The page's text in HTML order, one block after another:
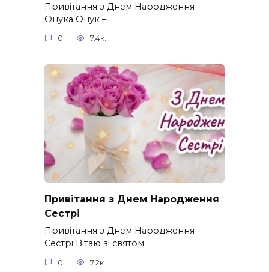
Привітання з Днем Народження
Онука Онук –
0 7.4к.
Привітання з Днем Народження
Сестрі
Привітання з Днем Народження
Сестрі Вітаю зі святом
0 7.2к.